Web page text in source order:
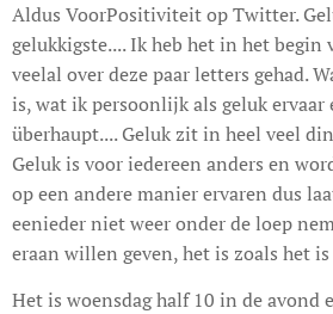
Aldus VoorPositiviteit op Twitter.
gelukkigste.... Ik heb het in het
veelal over deze paar letters gehad.
is, wat ik persoonlijk als geluk ervaar
überhaupt.... Geluk zit in heel veel
Geluk is voor iedereen anders en
op een andere manier ervaren dus
eenieder niet weer onder de loep
eraan willen geven, het is zoals het
Het is woensdag half 10 in de avond